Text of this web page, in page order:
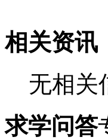
相关资讯
无相关
求学问答